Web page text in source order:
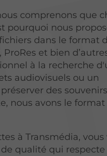
comprenons que
pourquoi nous
dans le format
ProRes et bien
à la recherche
audiovisuels ou un
des souvenirs
nous avons le
à Transmédia, vous
qualité qui respecte